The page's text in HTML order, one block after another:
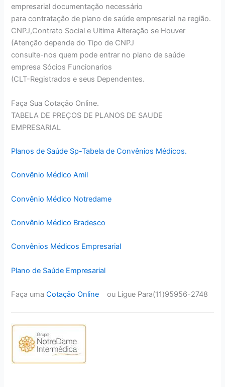
empresarial documentação necessário
para contratação de plano de saúde empresarial na região.
CNPJ,Contrato Social e Ultima Alteração se Houver
(Atenção depende do Tipo de CNPJ
consulte-nos quem pode entrar no plano de saúde
empresa Sócios Funcionarios
(CLT-Registrados e seus Dependentes.
Faça Sua Cotação Online.
TABELA DE PREÇOS DE PLANOS DE SAUDE
EMPRESARIAL
Planos de Saúde Sp-Tabela de Convênios Médicos.
Convênio Médico Amil
Convênio Médico Notredame
Convênio Médico Bradesco
Convênios Médicos Empresarial
Plano de Saúde Empresarial
Faça umaCotação Online ou Ligue Para(11)95956-2748